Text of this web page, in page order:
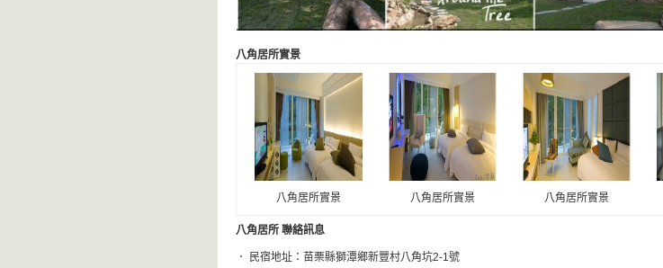
八角居所實景
八角居所實景 八角居所實景 八角居所實景
八角居所 聯絡訊息
． 民宿地址：苗栗縣獅潭鄉新豐村八角坑2-1號